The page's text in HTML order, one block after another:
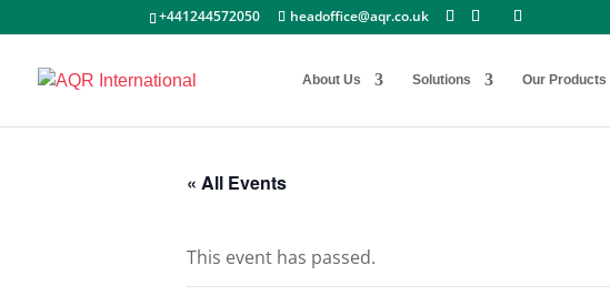
+441244572050 headoffice@aqr.co.uk
About Us Solutions Our Products
« All Events
This event has passed.